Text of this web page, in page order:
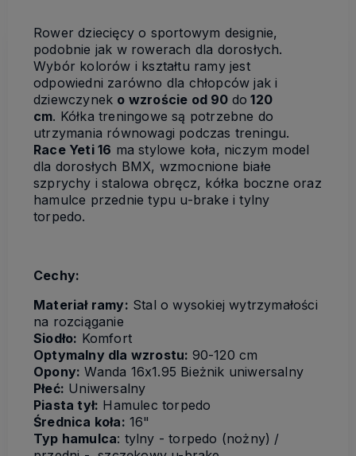
Rower dziecięcy o sportowym designie,
podobnie jak w rowerach dla dorosłych.
Wybór kolorów i kształtu ramy jest
odpowiedni zarówno dla chłopców jak i
dziewczynek o wzroście od 90 do 120
cm. Kółka treningowe są potrzebne do
utrzymania równowagi podczas treningu.
Race Yeti 16 ma stylowe koła, niczym model
dla dorosłych BMX, wzmocnione białe
szprychy i stalowa obręcz, kółka boczne oraz
hamulce przednie typu u-brake i tylny
torpedo.
Cechy:
Materiał ramy: Stal o wysokiej wytrzymałości
na rozciąganie
Siodło: Komfort
Optymalny dla wzrostu: 90-120 cm
Opony: Wanda 16x1.95 Bieżnik uniwersalny
Płeć: Uniwersalny
Piasta tył: Hamulec torpedo
Średnica koła: 16"
Typ hamulca: tylny - torpedo (nożny) /